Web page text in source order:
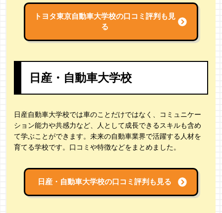
トヨタ東京自動車大学校の口コミ評判も見
る
日産・自動車大学校
日産自動車大学校では車のことだけではなく、コミュニケー
ション能力や共感力など、人として成長できるスキルも含め
て学ぶことができます。未来の自動車業界で活躍する人材を
育てる学校です。口コミや特徴などをまとめました。
日産・自動車大学校の口コミ評判も見る